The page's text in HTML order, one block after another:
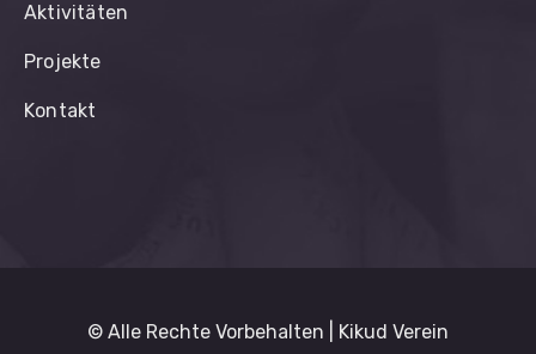
Aktivitäten
Projekte
Kontakt
© Alle Rechte Vorbehalten | Kikud Verein